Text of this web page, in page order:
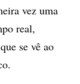
vez uma
real,
se vê ao